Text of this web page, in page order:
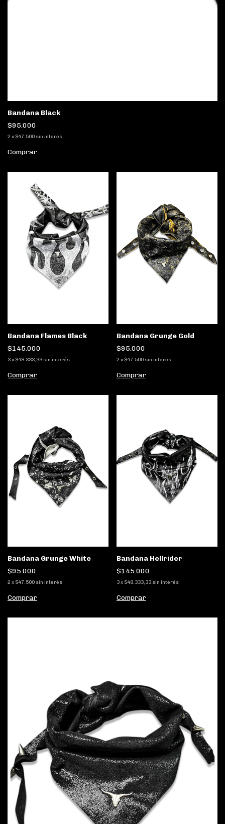
Bandana Black
$95.000
2 x $47.500 sin interés
Comprar
Bandana Flames Black
$145.000
3x $48.333,33 sin interés
Comprar
Bandana Grunge Gold
$95.000
2 x $47.500 sin interés
Comprar
Bandana Grunge White
$95.000
2 x $47.500 sin interés
Comprar
Bandana Hellrider
$145.000
3 x $48.333,33 sin interés
Comprar